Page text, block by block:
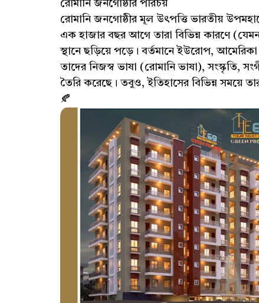
রোমানি জনগোষ্ঠীর পরিচয়
রোমানি জনগোষ্ঠীর মূল উৎপত্তি ভারতীয়
এক হাজার বছর আগে তারা বিভিন্ন কারণে
স্থানে ছড়িয়ে পড়ে। বর্তমানে ইউরোপ,
তাদের নিজস্ব ভাষা (রোমানি ভাষা), সংস্কৃতি,
তৈরি করেছে। তবুও, ইতিহাসের বিভিন্ন সময়ে
🍂